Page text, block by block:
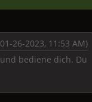
26-2023, 11:53 AM)
bediene dich. Du